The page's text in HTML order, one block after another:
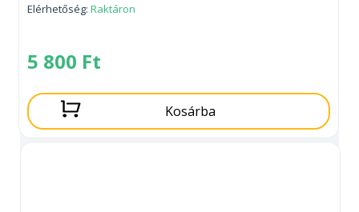
Elérhetőség: Raktáron
5 800 Ft
Kosárba